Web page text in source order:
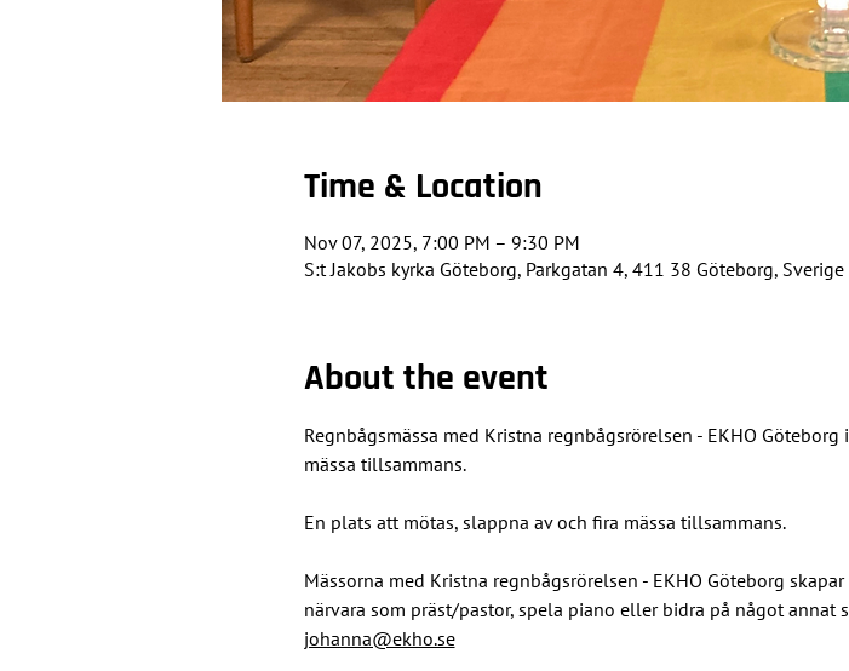
Time & Location
Nov 07, 2025, 7:00 PM – 9:30 PM
S:t Jakobs kyrka Göteborg, Parkgatan 4, 411 38 Göteborg, Sverige
About the event
Regnbågsmässa med Kristna regnbågsrörelsen - EKHO
mässa tillsammans.
En plats att mötas, slappna av och fira mässa tillsammans.
Mässorna med Kristna regnbågsrörelsen - EKHO Göteborg
närvara som präst/pastor, spela piano eller bidra på något
johanna@ekho.se